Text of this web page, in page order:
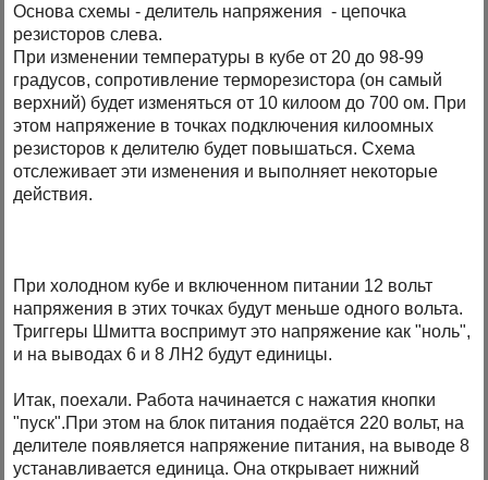
Основа схемы - делитель напряжения - цепочка
резисторов слева.
При изменении температуры в кубе от 20 до 98-99
градусов, сопротивление терморезистора (он самый
верхний) будет изменяться от 10 килоом до 700 ом. При
этом напряжение в точках подключения килоомных
резисторов к делителю будет повышаться. Схема
отслеживает эти изменения и выполняет некоторые
действия.
При холодном кубе и включенном питании 12 вольт
напряжения в этих точках будут меньше одного вольта.
Триггеры Шмитта воспримут это напряжение как "ноль",
и на выводах 6 и 8 ЛН2 будут единицы.
Итак, поехали. Работа начинается с нажатия кнопки
"пуск".При этом на блок питания подаётся 220 вольт, на
делителе появляется напряжение питания, на выводе 8
устанавливается единица. Она открывает нижний